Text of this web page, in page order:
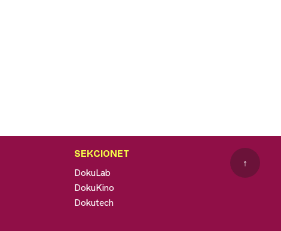
SEKCIONET
DokuLab
DokuKino
Dokutech
↑